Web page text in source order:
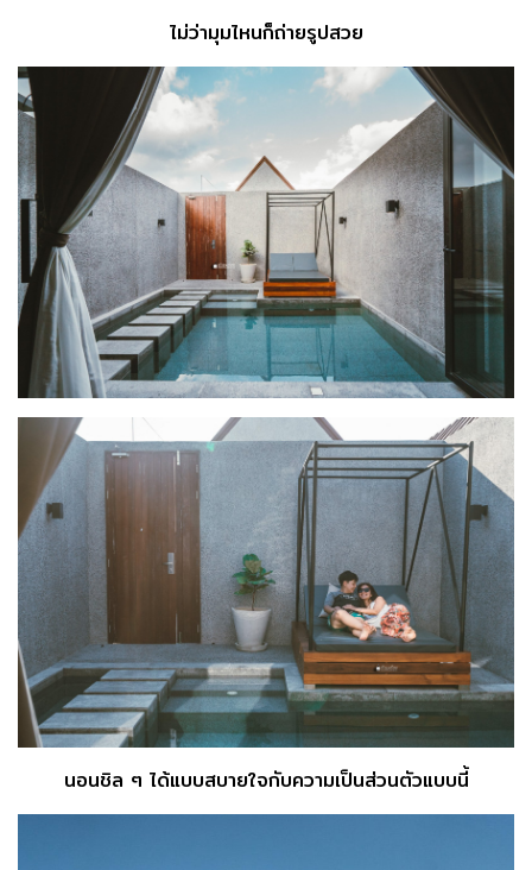
ไม่ว่ามุมไหนก็ถ่ายรูปสวย
นอนชิล ๆ ได้แบบสบายใจกับความเป็นส่วนตัวแบบนี้